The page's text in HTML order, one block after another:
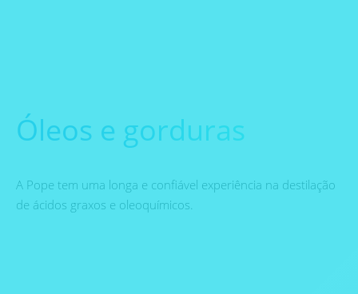
Óleos e gorduras
A Pope tem uma longa e confiável experiência na destilação
de ácidos graxos e oleoquímicos.